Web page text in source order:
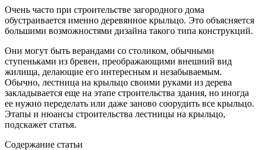
Очень часто при строительстве загородного дома
обустраивается именно деревянное крыльцо. Это объясняется
большими возможностями дизайна такого типа конструкций.
Они могут быть верандами со столиком, обычными
ступеньками из бревен, преображающими внешний вид
жилища, делающие его интересным и незабываемым.
Обычно, лестница на крыльцо своими руками из дерева
закладывается еще на этапе строительства здания, но иногда
ее нужно переделать или даже заново соорудить все крыльцо.
Этапы и нюансы строительства лестницы на крыльцо,
подскажет статья.
Содержание статьи